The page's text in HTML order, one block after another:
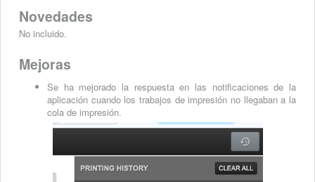
Novedades
No incluido.
Mejoras
Se ha mejorado la respuesta en las notificaciones de la
aplicación cuando los trabajos de impresión no llegaban a la
cola de impresión.